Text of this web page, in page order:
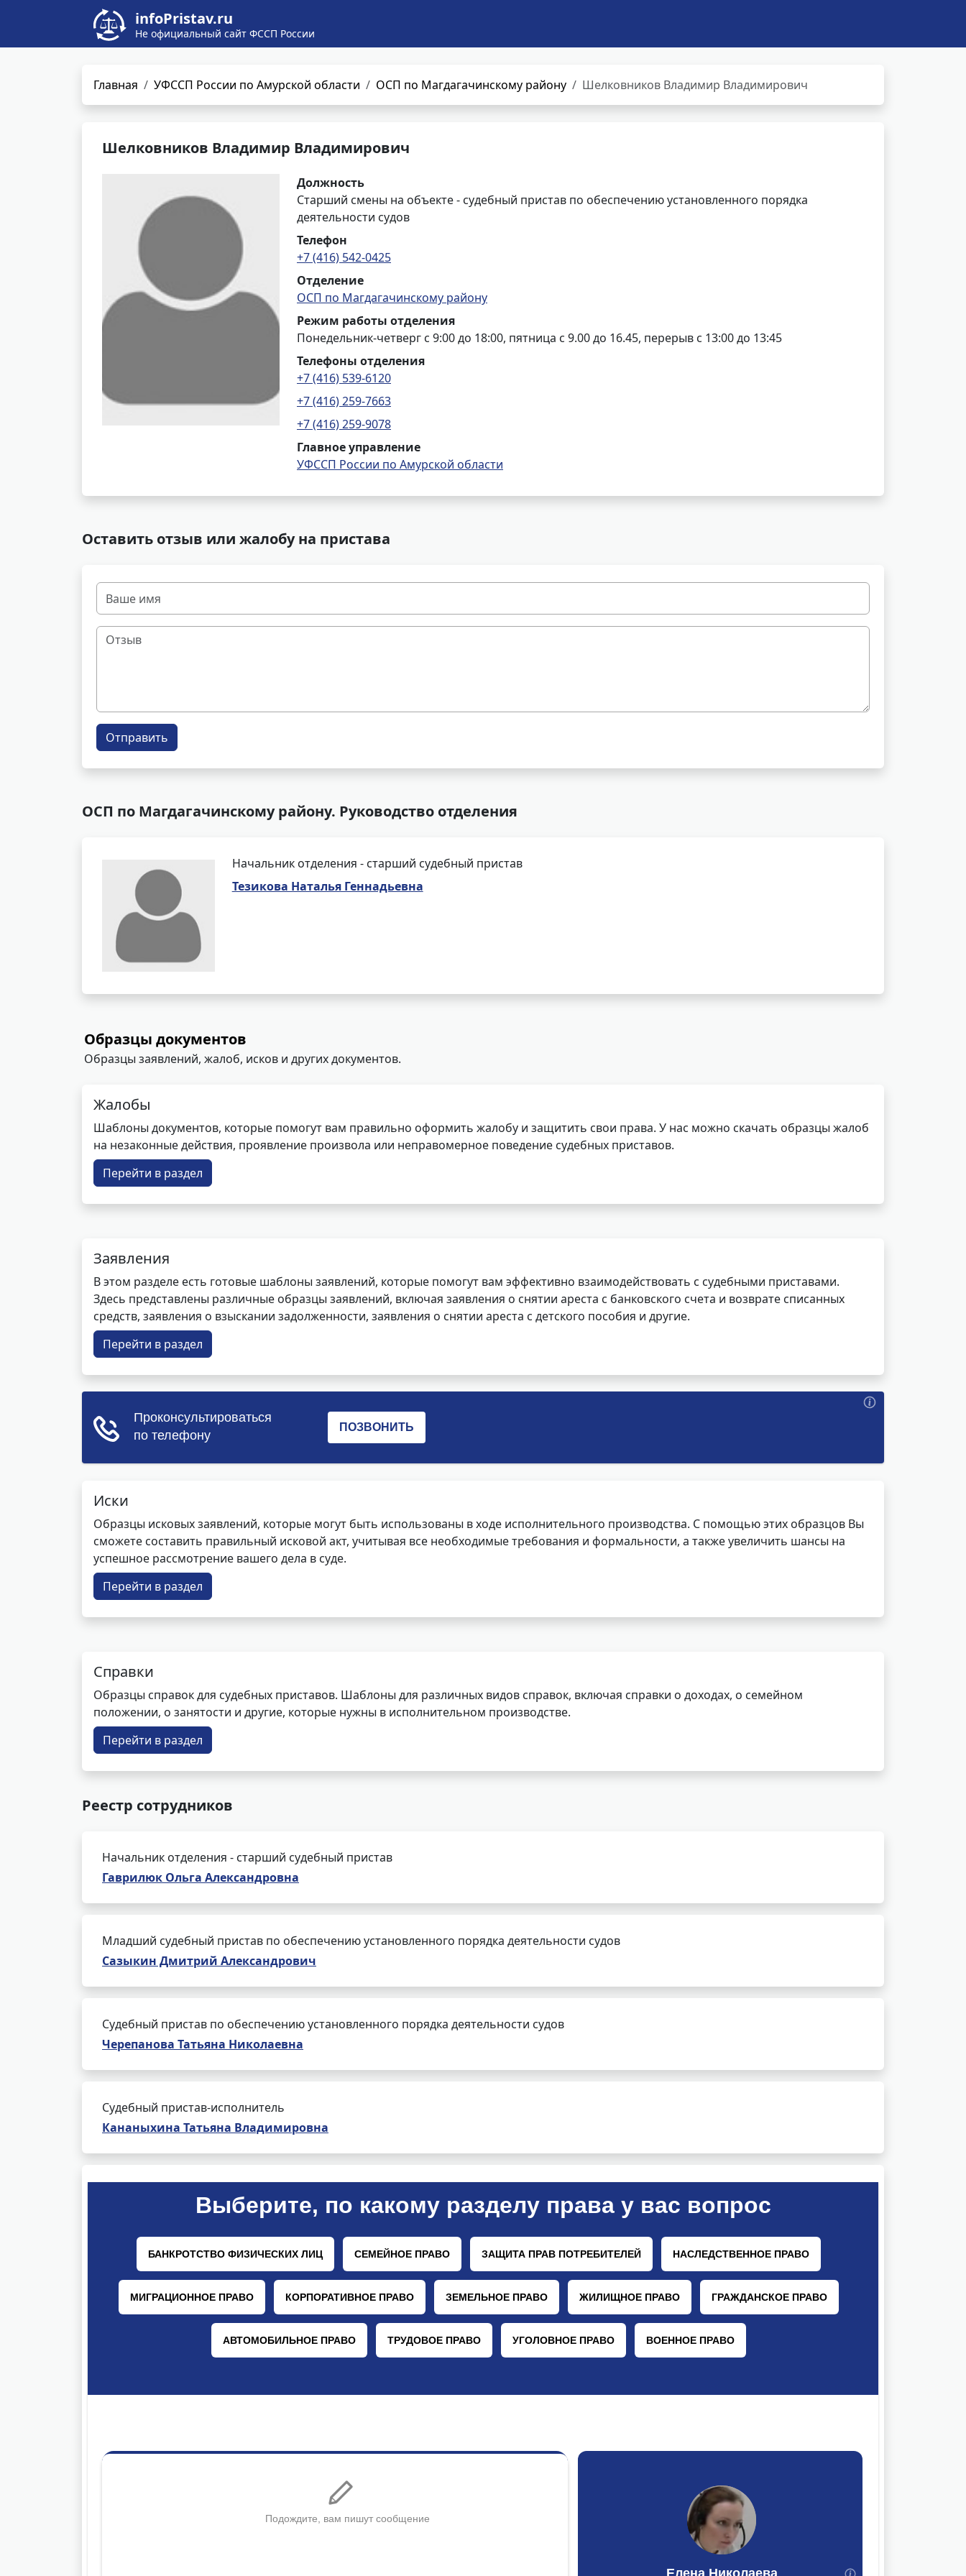
infoPristav.ru
Не официальный сайт ФССП России
Главная УФССП России по Амурской области ОСП по Магдагачинскому району Шелковников Владимир Владимирович
Шелковников Владимир Владимирович
Должность
Старший смены на объекте - судебный пристав по обеспечению установленного порядка
деятельности судов
Телефон
+7 (416) 542-0425
Отделение
ОСП по Магдагачинскому району
Режим работы отделения
Понедельник-четверг с 9:00 до 18:00, пятница с 9.00 до 16.45, перерыв с 13:00 до 13:45
Телефоны отделения
+7 (416) 539-6120
+7 (416) 259-7663
+7 (416) 259-9078
Главное управление
УФССП России по Амурской области
Оставить отзыв или жалобу на пристава
Отправить
ОСП по Магдагачинскому району. Руководство отделения
Начальник отделения - старший судебный пристав
Тезикова Наталья Геннадьевна
Образцы документов
Образцы заявлений, жалоб, исков и других документов.
Жалобы
Шаблоны документов, которые помогут вам правильно оформить жалобу и защитить свои права. У нас можно скачать образцы жалоб
на незаконные действия, проявление произвола или неправомерное поведение судебных приставов.
Перейти в раздел
Заявления
В этом разделе есть готовые шаблоны заявлений, которые помогут вам эффективно взаимодействовать с судебными приставами.
Здесь представлены различные образцы заявлений, включая заявления о снятии ареста с банковского счета и возврате списанных
средств, заявления о взыскании задолженности, заявления о снятии ареста с детского пособия и другие.
Перейти в раздел
Иски
Образцы исковых заявлений, которые могут быть использованы в ходе исполнительного производства. С помощью этих образцов Вы
сможете составить правильный исковой акт, учитывая все необходимые требования и формальности, а также увеличить шансы на
успешное рассмотрение вашего дела в суде.
Перейти в раздел
Справки
Образцы справок для судебных приставов. Шаблоны для различных видов справок, включая справки о доходах, о семейном
положении, о занятости и другие, которые нужны в исполнительном производстве.
Перейти в раздел
Реестр сотрудников
Начальник отделения - старший судебный пристав
Гаврилюк Ольга Александровна
Младший судебный пристав по обеспечению установленного порядка деятельности судов
Сазыкин Дмитрий Александрович
Судебный пристав по обеспечению установленного порядка деятельности судов
Черепанова Татьяна Николаевна
Судебный пристав-исполнитель
Кананыхина Татьяна Владимировна